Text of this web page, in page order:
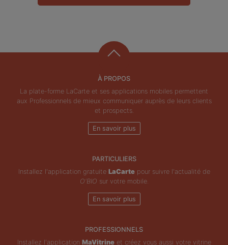
À PROPOS
La plate-forme LaCarte et ses applications mobiles permettent
aux Professionnels de mieux communiquer auprès de leurs clients
et prospects.
En savoir plus
PARTICULIERS
Installez l'application gratuite LaCartepour suivre l'actualité de
O'BIO sur votre mobile.
En savoir plus
PROFESSIONNELS
Installez l'application MaVitrineet créez vous aussi votre vitrine